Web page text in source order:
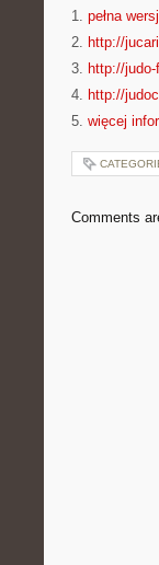
1. pełna
2. http://
3. http://
4. http://
5. więcej
Comments